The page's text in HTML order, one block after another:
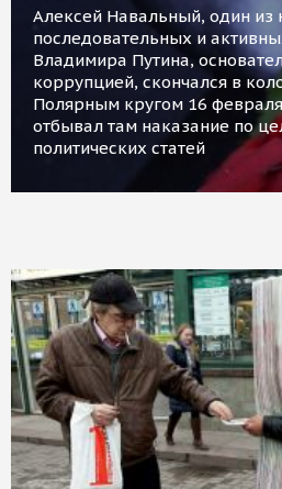
Алексей Навальный, один из
последовательных и
Владимира Путина,
коррупцией, скончался в
Полярным кругом 16
отбывал там наказание по
политических статей